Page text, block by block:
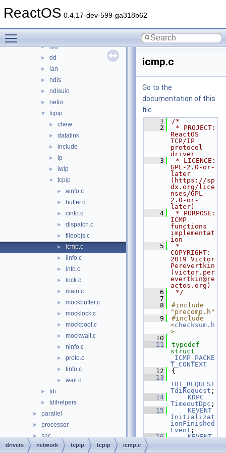
ReactOS 0.4.17-dev-599-ga318b62
► ksfilter
► afd
► dd
► lan
► ndis
► ndisuio
► netio
▼ tcpip
► chew
► datalink
► include
► ip
► lwip
▼ tcpip
► ainfo.c
► buffer.c
► cinfo.c
► dispatch.c
► fileobjs.c
► icmp.c
► iinfo.c
► info.c
► lock.c
► main.c
► mockbuffer.c
► mocklock.c
► mockpool.c
► mockwait.c
► ninfo.c
► proto.c
► tinfo.c
► wait.c
► tdi
► tdihelpers
► parallel
► processor
► sac
► serial
icmp.c
Go to the
documentation of this
file.
    1
/*
    2
* PROJECT:
ReactOS
TCP/IP
protocol
driver
    3
* LICENCE:
GPL-2.0-or-
later
(https://sp
dx.org/lice
nses/GPL-
2.0-or-
later)
    4
* PURPOSE:
ICMP
functions
implementat
ion
    5
*
COPYRIGHT:
2019 Victor
Perevertkin
(victor.per
evertkin@re
actos.org)
    6
*/
    7
    8
#include
"precomp.h"
    9
#include
<checksum.h
>
   10
   11
typedef
_ICMP_PACKE
T_CONTEXT
   12
{
   13
TDI_REQUEST
TdiRequest ;
   14
KDPC
TimeoutDpc ;
   15
KEVENT
Initializat
ionFinished
Event ;
   16
KEVENT
drivers network tcpip tcpip icmp.c